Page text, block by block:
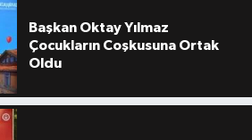
Başkan Oktay Yılmaz
Çocukların Coşkusuna Ortak
Oldu